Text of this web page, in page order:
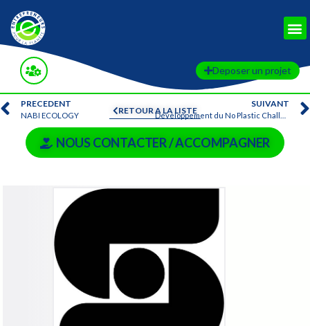
Deposer un projet
RETOUR A LA LISTE
PRECEDENT
NABI ECOLOGY
SUIVANT
NOUS CONTACTER / ACCOMPAGNER